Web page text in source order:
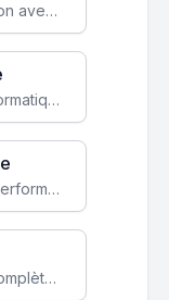
Simplifiez votre communication avec une solution VoIP flexible, économique et adaptée à vos besoins professionnels.
Optimisez votre stratégie informatique avec l'expertise de nos consultants pour améliorer votre efficacité et sécurité.
Garantissez la stabilité et la performance de votre entreprise avec une infrastructure IT sécurisée et évolutive.
Microsoft 365 une solution complète qui booste votre productivité, renforce la sécurité de vos données et facilite la collaboration.